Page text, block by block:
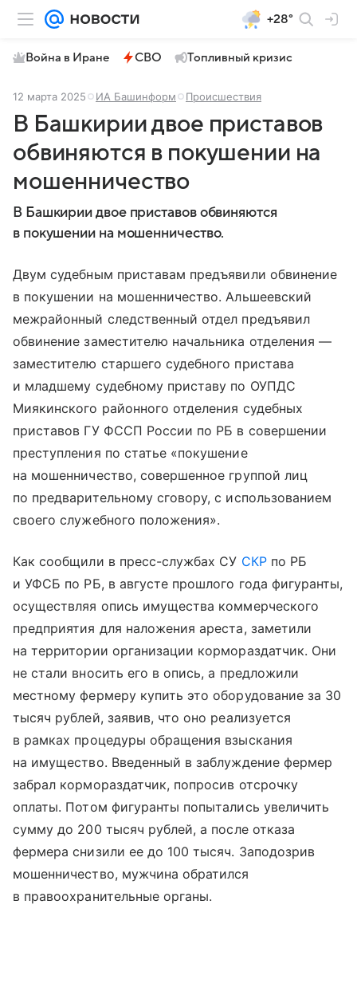
+28°
Война в Иране СВО Топливный кризис
12 марта 2025 ИА Башинформ Происшествия
В Башкирии двое приставов
обвиняются в покушении на
мошенничество
В Башкирии двое приставов обвиняются
в покушении на мошенничество.
Двум судебным приставам предъявили обвинение
в покушении на мошенничество. Альшеевский
межрайонный следственный отдел предъявил
обвинение заместителю начальника отделения —
заместителю старшего судебного пристава
и младшему судебному приставу по ОУПДС
Миякинского районного отделения судебных
приставов ГУ ФССП России по РБ в совершении
преступления по статье «покушение
на мошенничество, совершенное группой лиц
по предварительному сговору, с использованием
своего служебного положения».
Как сообщили в пресс-службах СУ СКРпо РБ
и УФСБ по РБ, в августе прошлого года фигуранты,
осуществляя опись имущества коммерческого
предприятия для наложения ареста, заметили
на территории организации кормораздатчик. Они
не стали вносить его в опись, а предложили
местному фермеру купить это оборудование за 30
тысяч рублей, заявив, что оно реализуется
в рамках процедуры обращения взыскания
на имущество. Введенный в заблуждение фермер
забрал кормораздатчик, попросив отсрочку
оплаты. Потом фигуранты попытались увеличить
сумму до 200 тысяч рублей, а после отказа
фермера снизили ее до 100 тысяч. Заподозрив
мошенничество, мужчина обратился
в правоохранительные органы.